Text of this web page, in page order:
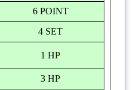
6 POINT
4 SET
1 HP
3 HP